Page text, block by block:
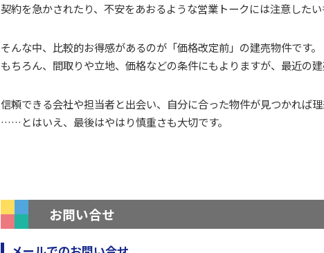
契約を急かされたり、不安をあおるような営業トークには注意したい
そんな中、比較的お得感があるのが「価格改定前」の建売物件です。
もちろん、間取りや立地、価格などの条件にもよりますが、最近の
信頼できる会社や担当者と出会い、自分に合った物件が見つかれば理
……とはいえ、最後はやはり慎重さも大切です。
お問い合せ